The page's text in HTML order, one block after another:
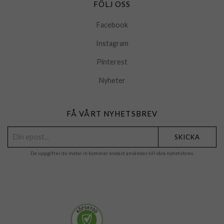
FÖLJ OSS
Facebook
Instagram
Pinterest
Nyheter
FÅ VÅRT NYHETSBREV
SKICKA
De uppgifter du matar in kommer endast användas till våra nyhetsbrev.